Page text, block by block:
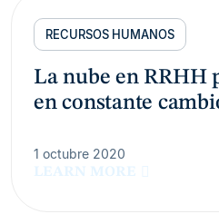
RECURSOS HUMANOS
La nube en RRHH
en constante
1 octubre 2020
LEARN MORE